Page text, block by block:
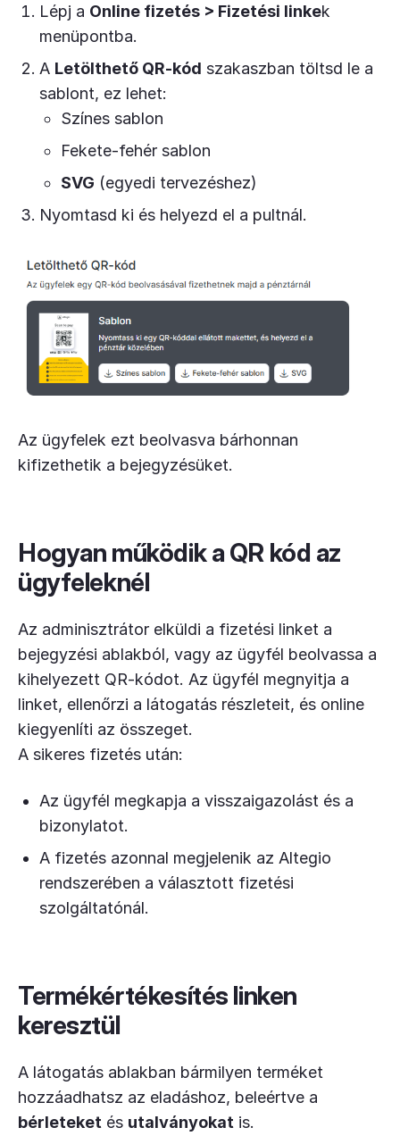
Lépj a Online fizetés > Fizetési linkek
menüpontba.
A Letölthető QR-kód szakaszban töltsd le a
sablont, ez lehet:
Színes sablon
Fekete-fehér sablon
SVG (egyedi tervezéshez)
Nyomtasd ki és helyezd el a pultnál.
Az ügyfelek ezt beolvasva bárhonnan
kifizethetik a bejegyzésüket.
Hogyan működik a QR kód az
ügyfeleknél
Az adminisztrátor elküldi a fizetési linket a
bejegyzési ablakból, vagy az ügyfél beolvassa a
kihelyezett QR-kódot. Az ügyfél megnyitja a
linket, ellenőrzi a látogatás részleteit, és online
kiegyenlíti az összeget.
A sikeres fizetés után:
Az ügyfél megkapja a visszaigazolást és a
bizonylatot.
A fizetés azonnal megjelenik az Altegio
rendszerében a választott fizetési
szolgáltatónál.
Termékértékesítés linken
keresztül
A látogatás ablakban bármilyen terméket
hozzáadhatsz az eladáshoz, beleértve a
bérleteket és utalványokat is.